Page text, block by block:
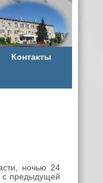
Контакты
ночью 24
с предыдущей